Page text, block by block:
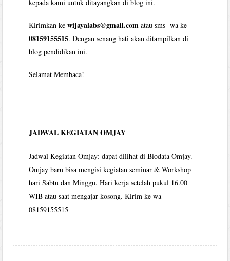
kepada kami untuk ditayangkan di blog ini.
Kirimkan kewijayalabs@gmail.com atau sms wa ke
08159155515. Dengan senang hati akan ditampilkan di
blog pendidikan ini.
Selamat Membaca!
JADWAL KEGIATAN OMJAY
Jadwal Kegiatan Omjay: dapat dilihat di Biodata Omjay.
Omjay baru bisa mengisi kegiatan seminar & Workshop
hari Sabtu dan Minggu. Hari kerja setelah pukul 16.00
WIB atau saat mengajar kosong. Kirim ke wa
08159155515